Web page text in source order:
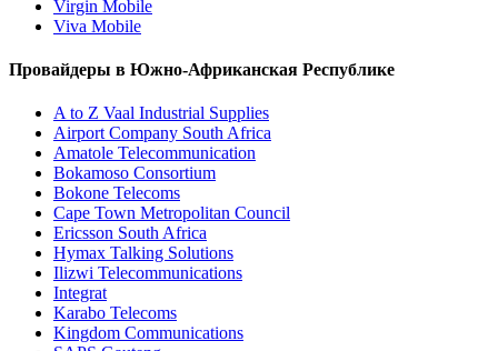
Virgin Mobile
Viva Mobile
Провайдеры в Южно-Африканская Республике
A to Z Vaal Industrial Supplies
Airport Company South Africa
Amatole Telecommunication
Bokamoso Consortium
Bokone Telecoms
Cape Town Metropolitan Council
Ericsson South Africa
Hymax Talking Solutions
Ilizwi Telecommunications
Integrat
Karabo Telecoms
Kingdom Communications